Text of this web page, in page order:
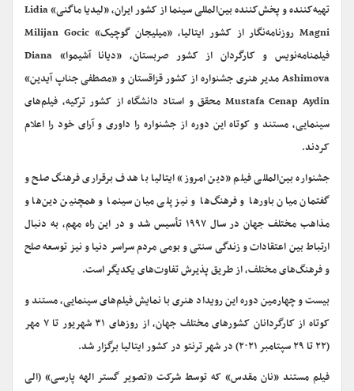
تهیه‌کننده و پخش‌کننده بین‌المللی سینما از کشور ایران، «لیدیا ماگنی»Lidia
Magni روزنامه‌نگار از کشور ایتالیا، «میلیجان گوچیک»Milijan Gocic
فیلمنامه‌نویس و کارگردان از کشور صربستان، «دیانا آشیموا» Diana
Ashimovaمدیر هنری جشنواره از کشور قزاقستان و «مصطفی جناپ آیدین»
Mustafa Cenap Aydin محقق و استاد دانشگاه از کشور ترکیه، فیلم‌های
سینمایی، مستند و کوتاه این دوره از جشنواره را داوری و آرای خود را اعلام
کردند.
جشنواره بین‌المللی فیلم «‌دین امروز» ایتالیا با هدف برقراری فرهنگ صلح و
گفتمان میان باورها و فرهنگ‌ها و نیز پلی میان سینما و همچنین دین‌ها و
مذاهب مختلف جهان در سال ۱۹۹۷ تأسیس شد و در این راه مهم، به دنبال
ارتباط بین اعتقادات و زندگی سنتی و بومی مردم سراسر دنیا و نیز توسعه صلح
و فرهنگ‌های مختلف، از طریق پذیرش تفاوت‌های یکدیگر است.
بیست و چهارمین دوره این رویداد هنری با نمایش فیلم‌های سینمایی، مستند و
کوتاه از کارگردانان کشورهای مختلف جهان، از روزهای ۳۱ شهریور تا ۷ مهر
(۲۲ تا ۲۹ سپتامبر ۲۰۲۱) در شهر ترنتو در کشور ایتالیا برگزار شد.
فیلم مستند «نان مقدس» که توسط شرکت «تصویر گستر الهه پارسی» (الی